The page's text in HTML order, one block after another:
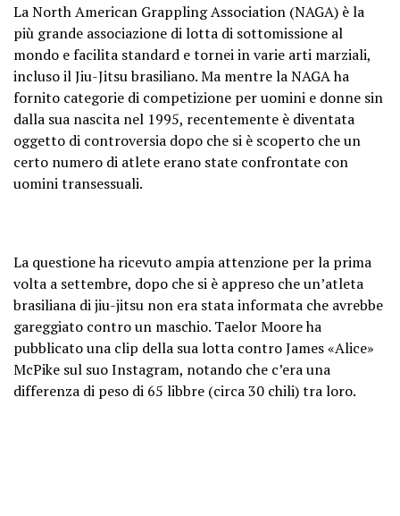
La North American Grappling Association (NAGA) è la
più grande associazione di lotta di sottomissione al
mondo e facilita standard e tornei in varie arti marziali,
incluso il Jiu-Jitsu brasiliano. Ma mentre la NAGA ha
fornito categorie di competizione per uomini e donne sin
dalla sua nascita nel 1995, recentemente è diventata
oggetto di controversia dopo che si è scoperto che un
certo numero di atlete erano state confrontate con
uomini transessuali.
La questione ha ricevuto ampia attenzione per la prima
volta a settembre, dopo che si è appreso che un’atleta
brasiliana di jiu-jitsu non era stata informata che avrebbe
gareggiato contro un maschio. Taelor Moore ha
pubblicato una clip della sua lotta contro James «Alice»
McPike sul suo Instagram, notando che c’era una
differenza di peso di 65 libbre (circa 30 chili) tra loro.